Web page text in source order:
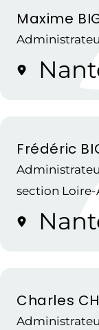
Maxime
Frédéric
section
Charles